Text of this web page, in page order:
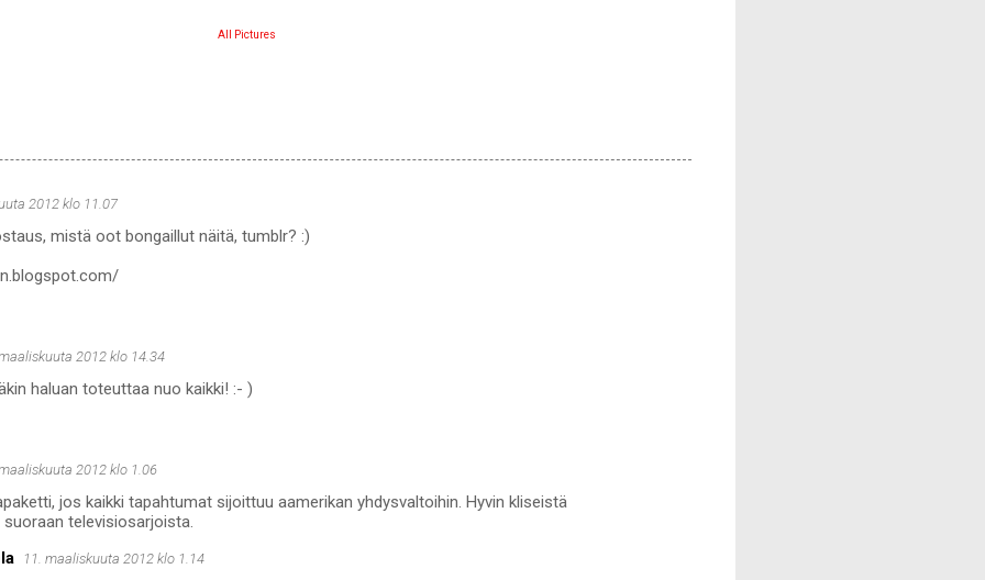
All Pictures
2012 klo 11.07
mistä oot bongaillut näitä, tumblr? :)
2012 klo 14.34
haluan toteuttaa nuo kaikki! :- )
2012 klo 1.06
jos kaikki tapahtumat sijoittuu aamerikan yhdysvaltoihin. Hyvin kliseistä
suoraan televisiosarjoista.
11. maaliskuuta 2012 klo 1.14